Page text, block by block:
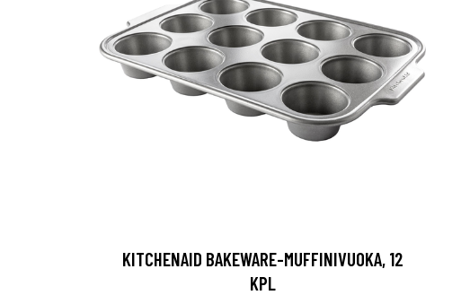
KITCHENAID BAKEWARE-MUFFINIVUOKA, 12
KPL